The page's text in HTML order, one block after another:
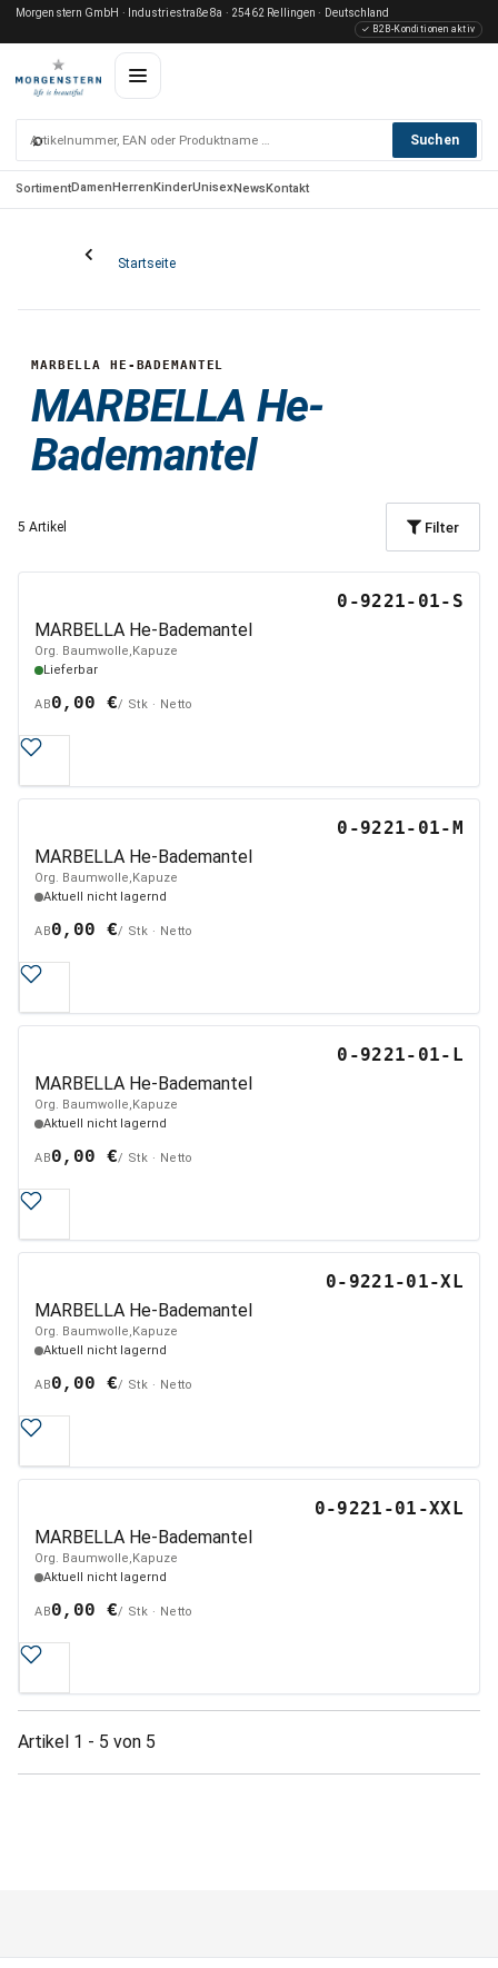
Morgenstern GmbH · Industriestraße 8a · 25462 Rellingen · Deutschland
✓ B2B-Konditionen aktiv
⌕ Suchen
SortimentDamenHerrenKinderUnisexNewsKontakt
Startseite
MARBELLA HE-BADEMANTEL
MARBELLA He-
Bademantel
5 Artikel Filter
0-9221-01-S
MARBELLA He-Bademantel
Org. Baumwolle,Kapuze
Lieferbar
AB0,00 €/ Stk · Netto
0-9221-01-M
MARBELLA He-Bademantel
Org. Baumwolle,Kapuze
Aktuell nicht lagernd
AB0,00 €/ Stk · Netto
0-9221-01-L
MARBELLA He-Bademantel
Org. Baumwolle,Kapuze
Aktuell nicht lagernd
AB0,00 €/ Stk · Netto
0-9221-01-XL
MARBELLA He-Bademantel
Org. Baumwolle,Kapuze
Aktuell nicht lagernd
AB0,00 €/ Stk · Netto
0-9221-01-XXL
MARBELLA He-Bademantel
Org. Baumwolle,Kapuze
Aktuell nicht lagernd
AB0,00 €/ Stk · Netto
Artikel 1 - 5 von 5